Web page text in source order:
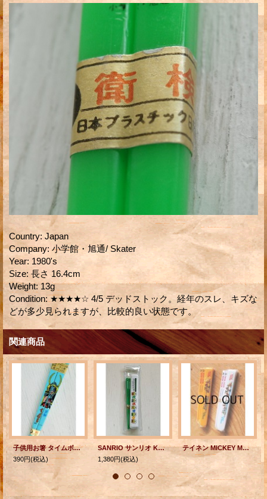
Country: Japan
Company: 小学館・旭通/ Skater
Year: 1980's
Size: 長さ 16.4cm
Weight: 13g
Condition: ★★★★☆ 4/5 デッドストック。経年のスレ、キズな
どが多少見られますが、比較的良い状態です。
関連商品
子供用お箸 タイムボカンシリーズ 逆転 イッパツマン タツノコプロ
390円(税込)
SANRIO サンリオ KEROKEROKEROPPI けろけろけろっぴ きがえる お箸セット（お箸、お箸箱）
1,380円(税込)
テイネン MICKEY MOUSE・DONALD DUCK 子供用お箸&箸箱セット ©Walt Disney Productions 各1セット